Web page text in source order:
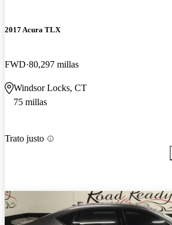
2017 Acura TLX
FWD 80,297 millas
Windsor Locks, CT
75 millas
Trato justo